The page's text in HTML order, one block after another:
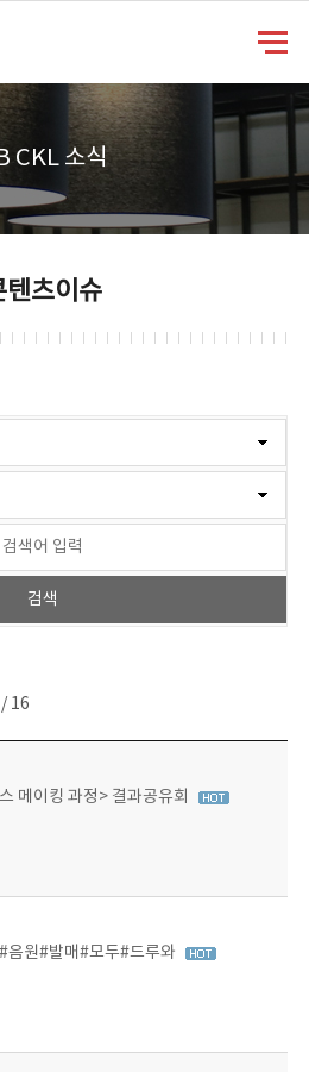
CKL 소식
텐츠이슈
16
메이킹 과정> 결과공유회
음원#발매#모두#드루와